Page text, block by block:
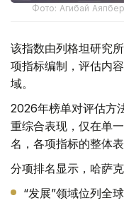
Фото: Агибай
该指数由列格坦研究
项指标编制，评估内
域。
2026年榜单对评估方
重综合表现，仅在单
名，各项指标的整体
分项排名显示，哈萨
“发展”领域位列全